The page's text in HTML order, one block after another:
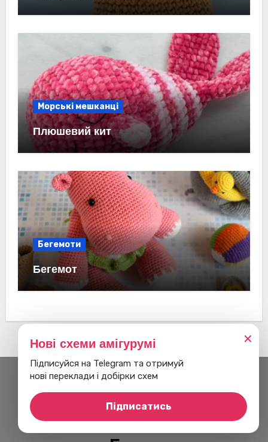
Морські мешканці
Плюшевий кит
Бегемоти
Бегемот
✕
Нові схеми амігурумі
Підписуйся на Telegram та отримуй
нові переклади і добірки схем
Підписатись